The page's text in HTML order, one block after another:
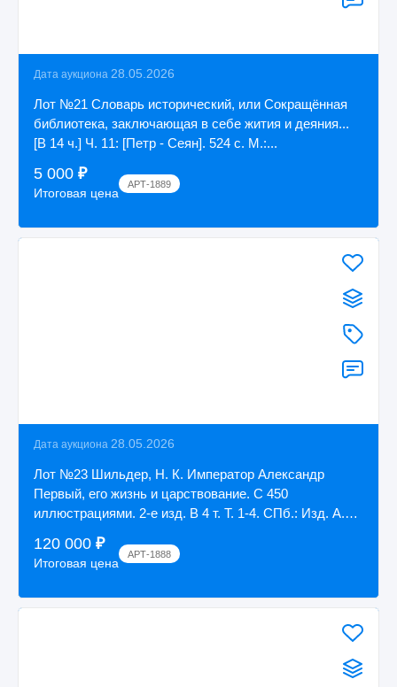
Дата аукциона 28.05.2026
Лот №21 Словарь исторический, или Сокращённая
библиотека, заключающая в себе жития и деяния...
[В 14 ч.] Ч. 11: [Петр - Сеян]. 524 с. М.:...
5 000 ₽
Итоговая цена
АРТ-1889
Дата аукциона 28.05.2026
Лот №23 Шильдер, Н. К. Император Александр
Первый, его жизнь и царствование. С 450
иллюстрациями. 2-е изд. В 4 т. Т. 1-4. СПб.: Изд. А.
120 000 ₽
Итоговая цена
АРТ-1888